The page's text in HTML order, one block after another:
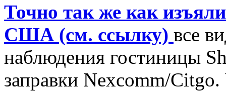
Точно так же как
США (см. ссылку) все
наблюдения гостиницы
заправки Nexcomm/